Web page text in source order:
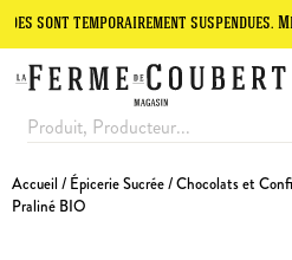
suspendues. Merci de
Accueil / Épicerie Sucrée/Chocolats et
Praliné BIO